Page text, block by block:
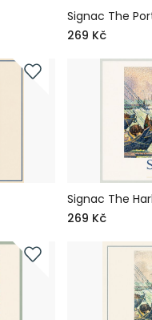
Signac The
269 Kč
Signac The
269 Kč